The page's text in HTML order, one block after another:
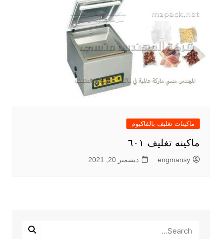
ماكينات تغليف بالفاكيوم
ماكينه تغليف ٦٠١
engmansy ديسمبر 20, 2021